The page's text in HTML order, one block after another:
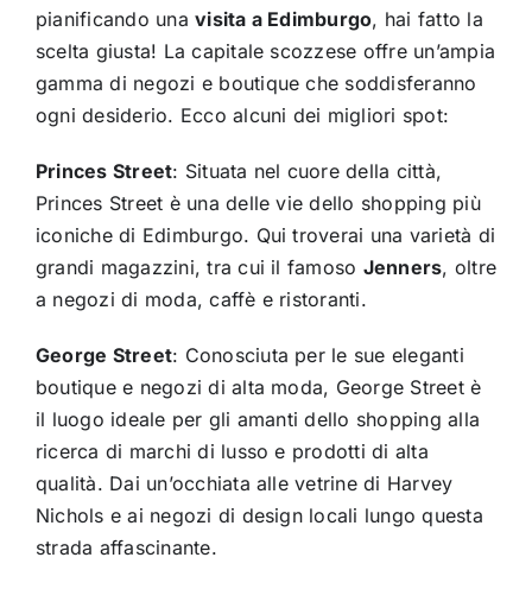
pianificando unavisita a Edimburgo, hai fatto la
scelta giusta! La capitale scozzese offre un’ampia
gamma di negozi e boutique che soddisferanno
ogni desiderio. Ecco alcuni dei migliori spot:
Princes Street: Situata nel cuore della città,
Princes Street è una delle vie dello shopping più
iconiche di Edimburgo. Qui troverai una varietà di
grandi magazzini, tra cui il famoso Jenners, oltre
a negozi di moda, caffè e ristoranti.
George Street: Conosciuta per le sue eleganti
boutique e negozi di alta moda, George Street è
il luogo ideale per gli amanti dello shopping alla
ricerca di marchi di lusso e prodotti di alta
qualità. Dai un’occhiata alle vetrine di Harvey
Nichols e ai negozi di design locali lungo questa
strada affascinante.